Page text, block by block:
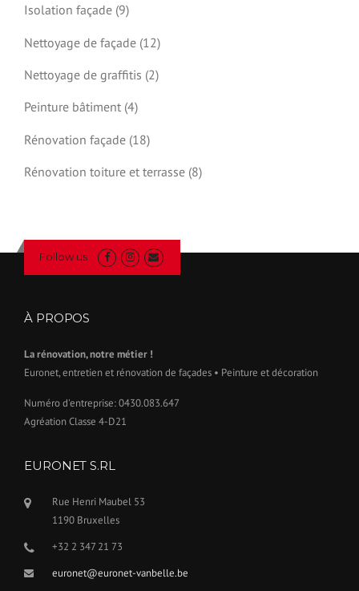
Isolation façade (9)
Nettoyage de façade (12)
Nettoyage de graffitis (2)
Peinture bâtiment (4)
Rénovation façade (18)
Rénovation toiture et terrasse (8)
Follow us
À PROPOS
La rénovation, notre métier !
Euronet, entretien et rénovation de façades • Peinture et décoration
Numéro d'entreprise: 0430.083.647
Agréation Classe 4-D21
EURONET S.RL
Rue Henri Maubel 53
1190 Bruxelles
+32 2 347 21 73
euronet@euronet-vanbelle.be